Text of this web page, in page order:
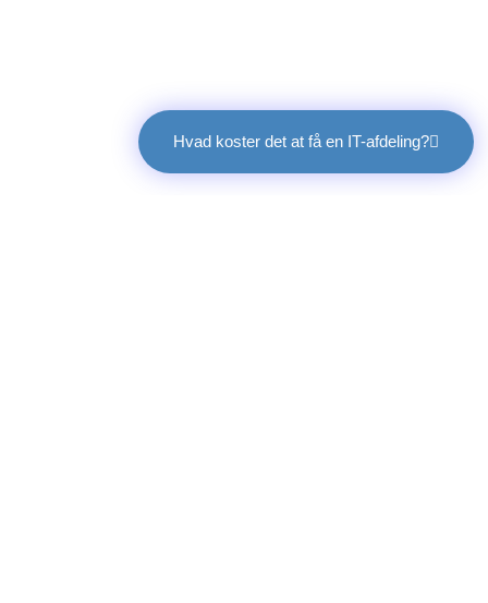
Hvad koster det at få en IT-afdeling?